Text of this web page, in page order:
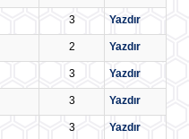
3 Yazdır
2 Yazdır
3 Yazdır
3 Yazdır
3 Yazdır